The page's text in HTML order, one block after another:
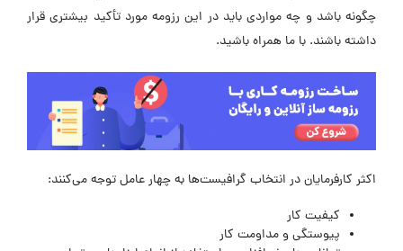
چگونه باشد و چه مواردی باید در این رزومه مورد تأکید بیشتری قرار
داشته باشند. با ما همراه باشید.
اکثر کارفرمایان در انتخاب گرافیست‌ها به چهار عامل توجه می‌کنند:
کیفیت کار
پیوستگی و مداومت کار